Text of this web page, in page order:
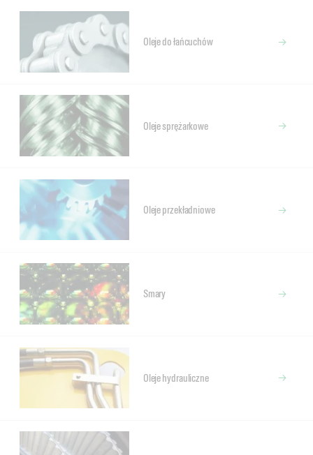
Oleje do łańcuchów
Oleje sprężarkowe
Oleje przekładniowe
Smary
Oleje hydrauliczne